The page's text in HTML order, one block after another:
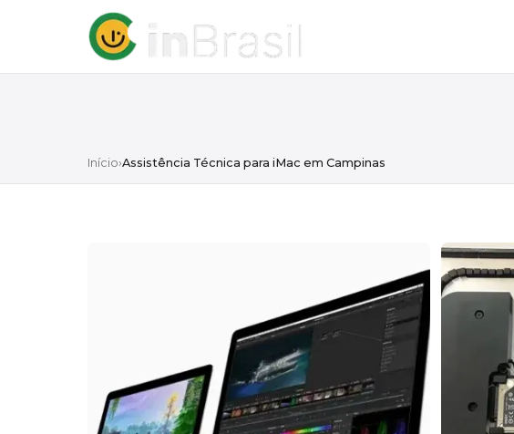
Início›Assistência Técnica para iMac em Campinas